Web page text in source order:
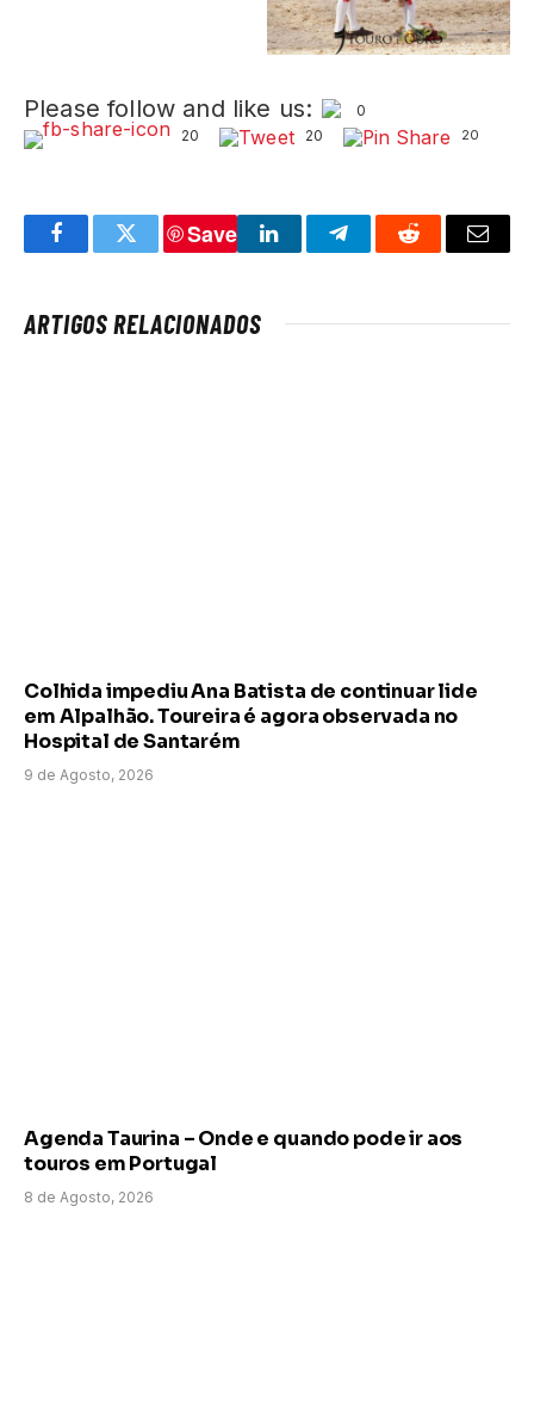
Please follow and like us:
0
20
20 20
FacebookTwitter
Save
LinkedInTelegramReddit Email
ARTIGOS RELACIONADOS
Colhida impediu Ana Batista de continuar lide
em Alpalhão. Toureira é agora observada no
Hospital de Santarém
9 de Agosto, 2026
Agenda Taurina – Onde e quando pode ir aos
touros em Portugal
8 de Agosto, 2026